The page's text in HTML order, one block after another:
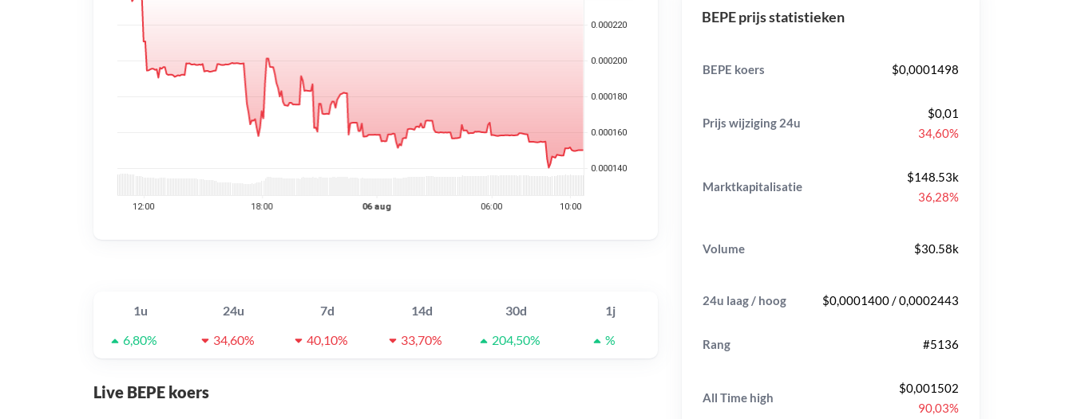
1u 24u 7d 14d 30d
1j
6,80%
34,60% 40,10% 33,70% 204,50% %
Live BEPE koers
BEPE prijs statistieken
BEPE koers $0,0001498
Prijs wijziging 24u
$0,01
34,60%
Marktkapitalisatie
$148.53k
36,28%
Volume $30.58k
24u laag / hoog $0,0001400 / 0,0002443
Rang #5136
All Time high
$0,001502
90,03%